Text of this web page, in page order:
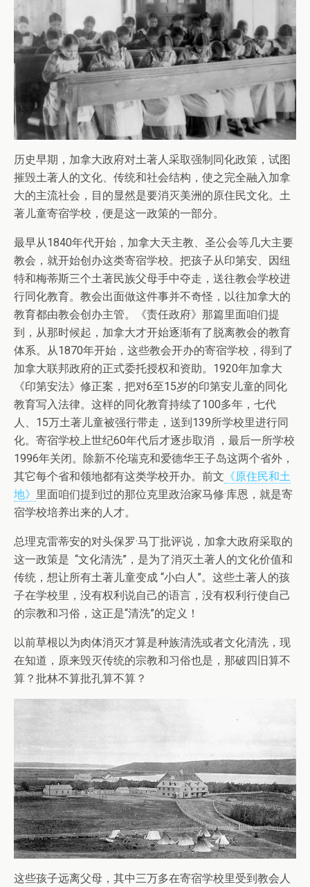
历史早期，加拿大政府对土著人采取强制同化政策，试图
摧毁土著人的文化、传统和社会结构，使之完全融入加拿
大的主流社会，目的显然是要消灭美洲的原住民文化。土
著儿童寄宿学校，便是这一政策的一部分。
最早从1840年代开始，加拿大天主教、圣公会等几大主要
教会，就开始创办这类寄宿学校。把孩子从印第安、因纽
特和梅蒂斯三个土著民族父母手中夺走，送往教会学校进
行同化教育。教会出面做这件事并不奇怪，以往加拿大的
教育都由教会创办主管。《责任政府》那篇里面咱们提
到，从那时候起，加拿大才开始逐渐有了脱离教会的教育
体系。从1870年开始，这些教会开办的寄宿学校，得到了
加拿大联邦政府的正式委托授权和资助。1920年加拿大
《印第安法》修正案，把对6至15岁的印第安儿童的同化
教育写入法律。这样的同化教育持续了100多年，七代
人、15万土著儿童被强行带走，送到139所学校里进行同
化。寄宿学校上世纪60年代后才逐步取消 ，最后一所学校
1996年关闭。除新不伦瑞克和爱德华王子岛这两个省外，
其它每个省和领地都有这类学校开办。前文 《原住民和土
地》 里面咱们提到过的那位克里政治家马修·库恩，就是寄
宿学校培养出来的人才。
总理克雷蒂安的对头保罗·马丁批评说，加拿大政府采取的
这一政策是 “文化清洗”，是为了消灭土著人的文化价值和
传统，想让所有土著儿童变成 “小白人”。这些土著人的孩
子在学校里，没有权利说自己的语言，没有权利行使自己
的宗教和习俗，这正是“清洗”的定义！
以前草根以为肉体消灭才算是种族清洗或者文化清洗，现
在知道，原来毁灭传统的宗教和习俗也是，那破四旧算不
算？批林不算批孔算不算？
这些孩子远离父母，其中三万多在寄宿学校里受到教会人